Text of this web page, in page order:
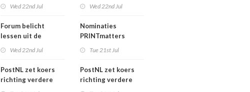
Wed 22nd Jul
Forum belicht
lessen uit de
carrièreswitches
Wed 22nd Jul
PostNL zet koers
richting verdere
carrièreswitches
Wed 22nd Jul
Nominaties
PRINTmatters
Tue 21st Jul
PostNL zet koers
richting verdere